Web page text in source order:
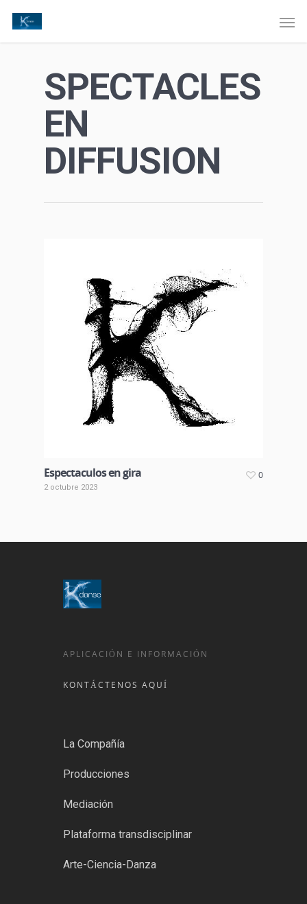
SPECTACLES
EN
DIFFUSION
Espectaculos en gira
2 octubre 2023
0
APLICACIÓN E INFORMACIÓN
KONTÁCTENOS AQUÍ
La Compañía
Producciones
Mediación
Plataforma transdisciplinar
Arte-Ciencia-Danza